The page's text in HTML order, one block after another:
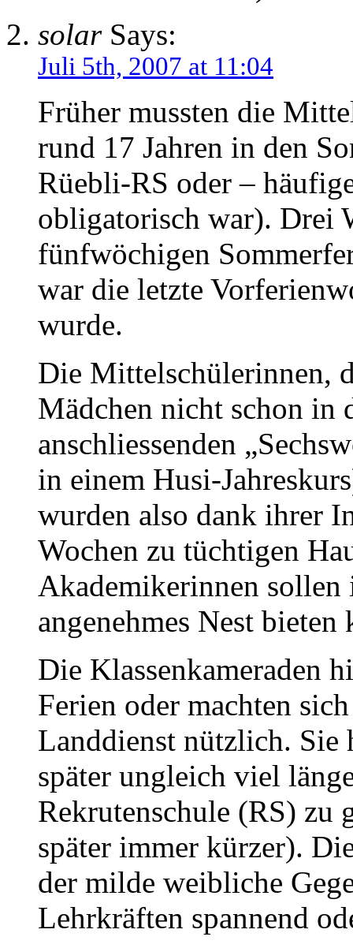
solarSays:
Juli 5th, 2007 at 11:04
Früher mussten die
rund 17 Jahren in den
Rüebli-RS oder –
obligatorisch war). Drei
fünfwöchigen
war die letzte
wurde.
Die Mittelschülerinnen,
Mädchen nicht schon in
anschliessenden
in einem Husi-
wurden also dank ihrer
Wochen zu tüchtigen
Akademikerinnen
angenehmes Nest bieten
Die Klassenkameraden
Ferien oder machten
Landdienst nützlich. Sie
später ungleich viel
Rekrutenschule (RS) zu
später immer kürzer).
der milde weibliche
Lehrkräften spannend